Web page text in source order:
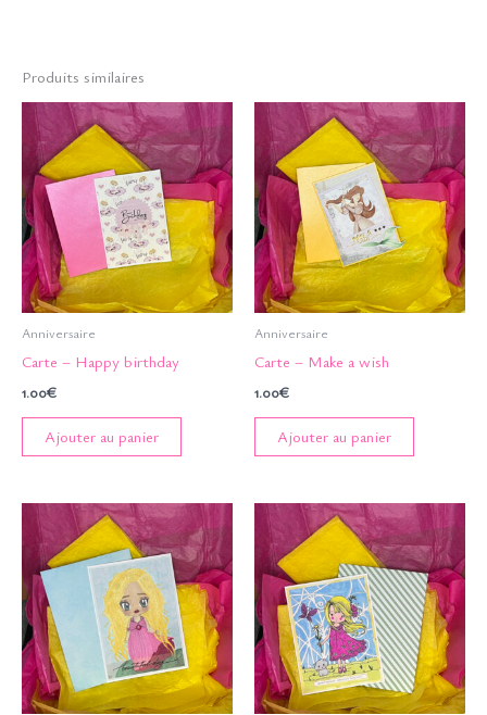
Produits similaires
Anniversaire
Carte – Happy birthday
1.00€
Ajouter au panier
Anniversaire
Carte – Make a wish
1.00€
Ajouter au panier